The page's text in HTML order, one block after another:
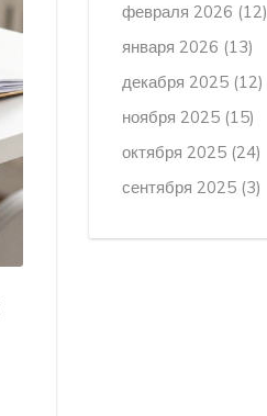
февраля 2026 (12)
января 2026 (13)
декабря 2025 (12)
ноября 2025 (15)
октября 2025 (24)
сентября 2025 (3)